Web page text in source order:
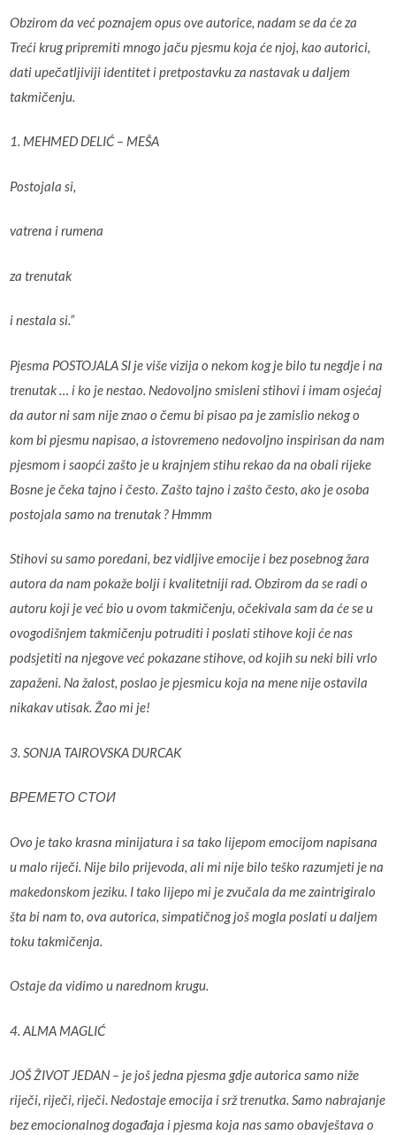
Obzirom da već poznajem opus ove autorice, nadam se da će za
Treći krug pripremiti mnogo jaču pjesmu koja će njoj, kao autorici,
dati upečatljiviji identitet i pretpostavku za nastavak u daljem
takmičenju.
1. MEHMED DELIĆ – MEŠA
Postojala si,
vatrena i rumena
za trenutak
i nestala si.”
Pjesma POSTOJALA SI je više vizija o nekom kog je bilo tu negdje i na
trenutak … i ko je nestao. Nedovoljno smisleni stihovi i imam osjećaj
da autor ni sam nije znao o čemu bi pisao pa je zamislio nekog o
kom bi pjesmu napisao, a istovremeno nedovoljno inspirisan da nam
pjesmom i saopći zašto je u krajnjem stihu rekao da na obali rijeke
Bosne je čeka tajno i često. Zašto tajno i zašto često, ako je osoba
postojala samo na trenutak ? Hmmm
Stihovi su samo poredani, bez vidljive emocije i bez posebnog žara
autora da nam pokaže bolji i kvalitetniji rad. Obzirom da se radi o
autoru koji je već bio u ovom takmičenju, očekivala sam da će se u
ovogodišnjem takmičenju potruditi i poslati stihove koji će nas
podsjetiti na njegove već pokazane stihove, od kojih su neki bili vrlo
zapaženi. Na žalost, poslao je pjesmicu koja na mene nije ostavila
nikakav utisak. Žao mi je!
3. SONJA TAIROVSKA DURCAK
ВРЕМЕТО СТОИ
Ovo je tako krasna minijatura i sa tako lijepom emocijom napisana
u malo riječi. Nije bilo prijevoda, ali mi nije bilo teško razumjeti je na
makedonskom jeziku. I tako lijepo mi je zvučala da me zaintrigiralo
šta bi nam to, ova autorica, simpatičnog još mogla poslati u daljem
toku takmičenja.
Ostaje da vidimo u narednom krugu.
4. ALMA MAGLIĆ
JOŠ ŽIVOT JEDAN – je još jedna pjesma gdje autorica samo niže
riječi, riječi, riječi. Nedostaje emocija i srž trenutka. Samo nabrajanje
bez emocionalnog događaja i pjesma koja nas samo obavještava o